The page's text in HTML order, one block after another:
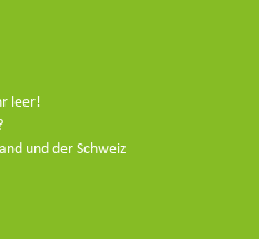
leer!
und der Schweiz